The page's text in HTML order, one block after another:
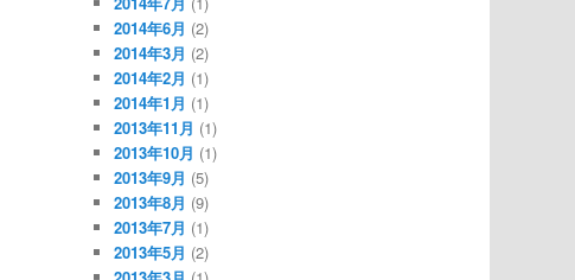
2014年6月 (2)
2014年3月 (2)
2014年2月 (1)
2014年1月 (1)
2013年11月 (1)
2013年10月 (1)
2013年9月 (5)
2013年8月 (9)
2013年7月 (1)
2013年5月 (2)